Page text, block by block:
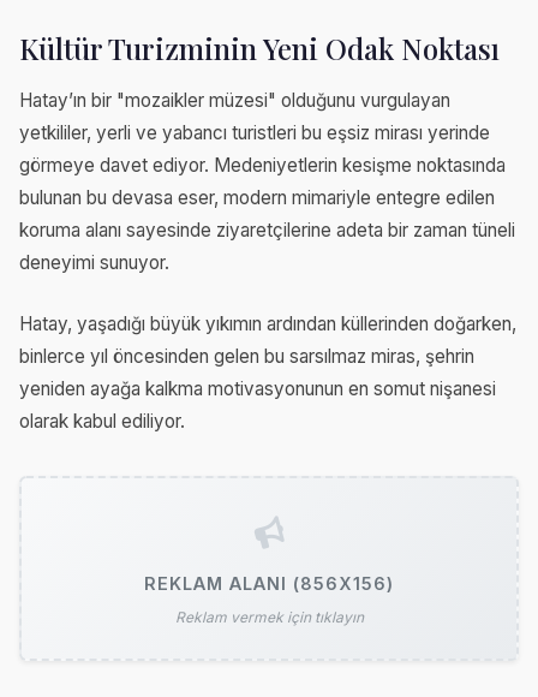
Kültür Turizminin Yeni Odak Noktası
Hatay’ın bir "mozaikler müzesi" olduğunu vurgulayan
yetkililer, yerli ve yabancı turistleri bu eşsiz mirası yerinde
görmeye davet ediyor. Medeniyetlerin kesişme noktasında
bulunan bu devasa eser, modern mimariyle entegre edilen
koruma alanı sayesinde ziyaretçilerine adeta bir zaman tüneli
deneyimi sunuyor.
Hatay, yaşadığı büyük yıkımın ardından küllerinden doğarken,
binlerce yıl öncesinden gelen bu sarsılmaz miras, şehrin
yeniden ayağa kalkma motivasyonunun en somut nişanesi
olarak kabul ediliyor.
REKLAM ALANI (856X156)
Reklam vermek için tıklayın